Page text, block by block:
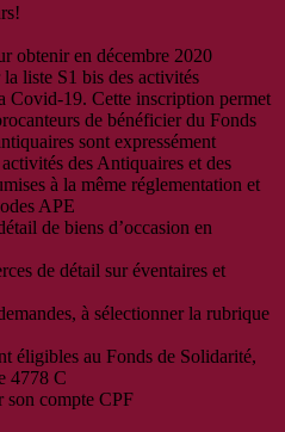
obtenir en décembre 2020
liste S1 bis des activités
Covid-19. Cette inscription permet
de bénéficier du Fonds
sont expressément
des Antiquaires et des
à la même réglementation et
APE
de biens d’occasion en
de détail sur éventaires et
à sélectionner la rubrique
éligibles au Fonds de Solidarité,
4778 C
son compte CPF